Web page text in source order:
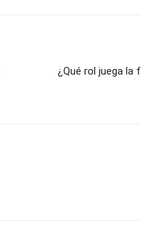
¿Qué rol juega la